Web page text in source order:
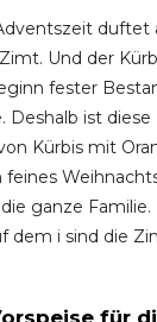
duftet
Und der
fester
Deshalb ist diese
Kürbis mit
ganze Familie.
dem i sind die